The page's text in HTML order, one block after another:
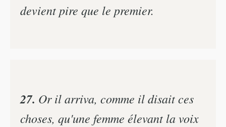
devient pire que le premier.
27. Or il arriva, comme il disait ces
choses, qu'une femme élevant la voix